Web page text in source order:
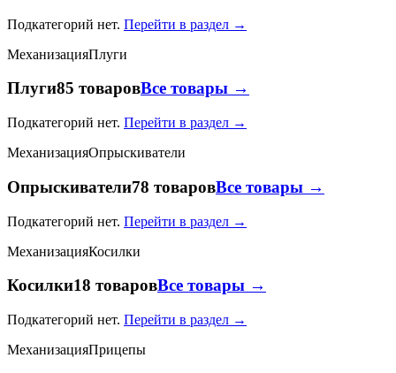
Подкатегорий нет. Перейти в раздел →
МеханизацияПлуги
Плуги85 товаровВсе товары →
Подкатегорий нет. Перейти в раздел →
МеханизацияОпрыскиватели
Опрыскиватели78 товаровВсе товары →
Подкатегорий нет. Перейти в раздел →
МеханизацияКосилки
Косилки18 товаровВсе товары →
Подкатегорий нет. Перейти в раздел →
МеханизацияПрицепы